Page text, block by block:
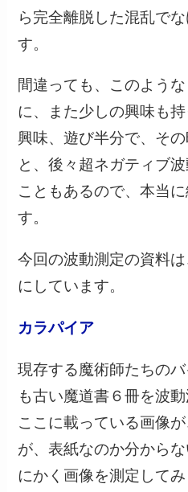
ら完全離脱した混乱で
す。
間違っても、このよう
に、また少しの興味も持
興味、遊び半分で、そ
と、後々超ネガティブ
こともあるので、本当
す。
今回の波動測定の資料
にしています。
カラパイア
現存する魔術師たちの
も古い魔道書６冊を波動
ここに載っている画像
が、表紙なのか分から
にかく画像を測定してみ